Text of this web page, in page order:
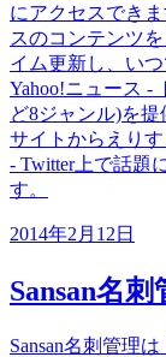
にアクセスでき
スのコンテンツ
イム更新し、い
Yahoo!ニュース -
ど8ジャンル)を
サイトからえり
- Twitter上で話題
す。
2014年2月12日
Sansan名刺
Sansan名刺管理